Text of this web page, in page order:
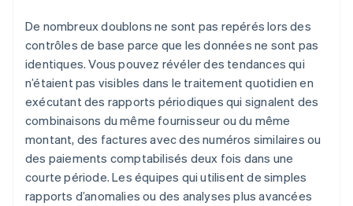
De nombreux doublons ne sont pas repérés lors des
contrôles de base parce que les données ne sont pas
identiques. Vous pouvez révéler des tendances qui
n’étaient pas visibles dans le traitement quotidien en
exécutant des rapports périodiques qui signalent des
combinaisons du même fournisseur ou du même
montant, des factures avec des numéros similaires ou
des paiements comptabilisés deux fois dans une
courte période. Les équipes qui utilisent de simples
rapports d’anomalies ou des analyses plus avancées